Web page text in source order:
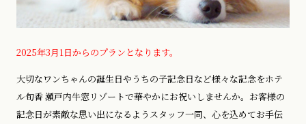
2025年3月1日からのプランとなります。
大切なワンちゃんの誕生日やうちの子記念日など様々な記念をホテ
ル旬香 瀬戸内牛窓リゾートで華やかにお祝いしませんか。お客様の
記念日が素敵な思い出になるようスタッフ一同、心を込めてお手伝